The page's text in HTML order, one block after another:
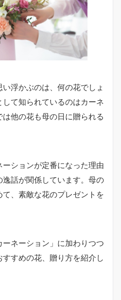
浮かぶのは、何の花でしょ
て知られているのはカーネ
他の花も母の日に贈られる
ションが定番になった理由
話が関係しています。母の
、素敵な花のプレゼントを
ーネーション」に加わりつつ
すめの花、贈り方を紹介し